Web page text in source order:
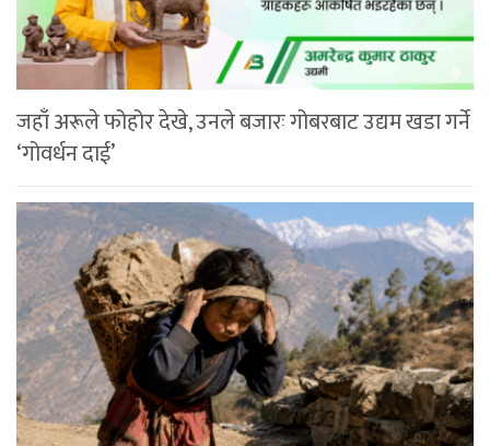
जहाँ अरूले फोहोर देखे, उनले बजारः गोबरबाट उद्यम खडा गर्ने
‘गोवर्धन दाई’